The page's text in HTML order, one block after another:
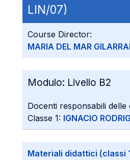
LIN/07)
Course Director:
MARIA DEL MAR
Modulo: Livello B2
Docenti responsabili delle
Classe 1: IGNACIO
Materiali didattici (classi